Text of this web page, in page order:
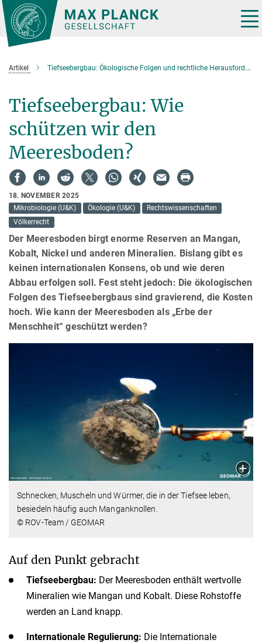
Hauptinhalt
Artikel Tiefseebergbau: Ökologische Folgen und rechtliche Herausforderungen
Tiefseebergbau: Wie
schützen wir den
Meeresboden?
18. NOVEMBER 2025
Mikrobiologie (U&K)
Ökologie (U&K)
Rechtswissenschaften
Völkerrecht
Der Meeresboden birgt enorme Reserven an Mangan,
Kobalt, Nickel und anderen Mineralien. Bislang gibt es
keinen internationalen Konsens, ob und wie deren
Abbau erfolgen soll. Fest steht jedoch: Die ökologischen
Folgen des Tiefseebergbaus sind gravierend, die Kosten
hoch. Wie kann der Meeresboden als „Erbe der
Menschheit“ geschützt werden?
Schnecken, Muscheln und Würmer, die in der Tiefsee leben,
besiedeln häufig auch Manganknollen.
© ROV-Team / GEOMAR
Auf den Punkt gebracht
Tiefseebergbau: Der Meeresboden enthält wertvolle
Mineralien wie Mangan und Kobalt. Diese Rohstoffe
werden an Land knapp.
Internationale Regulierung: Die Internationale